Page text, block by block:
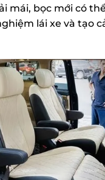
mái, bọc mới có
lái xe và tạo